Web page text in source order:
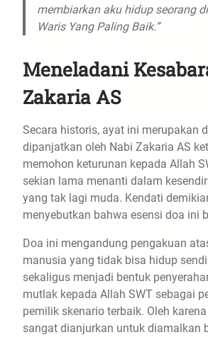
membiarkan aku hidup seorang
Waris Yang Paling Baik.”
​Meneladani
Zakaria AS
​Secara historis, ayat ini merupakan
dipanjatkan oleh Nabi Zakaria AS
memohon keturunan kepada Allah
sekian lama menanti dalam
yang tak lagi muda. Kendati
menyebutkan bahwa esensi doa ini
​Doa ini mengandung pengakuan
manusia yang tidak bisa hidup
sekaligus menjadi bentuk
mutlak kepada Allah SWT sebagai
pemilik skenario terbaik. Oleh
sangat dianjurkan untuk diamalkan